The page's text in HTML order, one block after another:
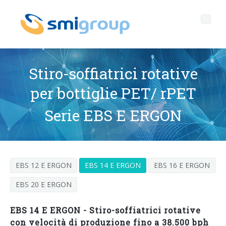
Profilo
Chi siamo
Mission
Storia
Filiali
Governance
Codice Etico
Qualità, Ambiente e Sicurezza
General Data Protection Regulation
Bottiglie senza etichetta
rPET
Tappi ancorati
Prodotti
LINEE DI IMBOTTIGLIAMENTO
Linee complete
SOFFIATRICI PER BOTTIGLIE PET/ rPET
After sales
Portale Smyzone
Media center
Stiro-soffiatrici rotative
per bottiglie PET/ rPET
Serie EBS E ERGON
EBS 12 E ERGON EBS 14 E ERGON
EBS 16 E ERGON
EBS 20 E ERGON
EBS 14 E ERGON - Stiro-soffiatrici rotative
con velocità di produzione fino a 38.500 bph